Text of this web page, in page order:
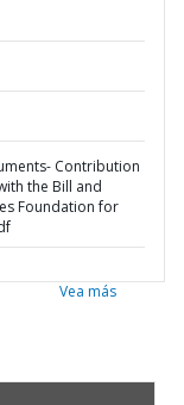
Contribution
the Bill and
Foundation for
Vea más